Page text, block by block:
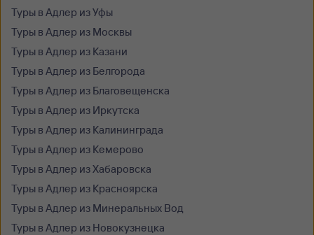
Туры в Адлер из Уфы
Туры в Адлер из Москвы
Туры в Адлер из Казани
Туры в Адлер из Белгорода
Туры в Адлер из Благовещенска
Туры в Адлер из Иркутска
Туры в Адлер из Калининграда
Туры в Адлер из Кемерово
Туры в Адлер из Хабаровска
Туры в Адлер из Красноярска
Туры в Адлер из Минеральных Вод
Туры в Адлер из Новокузнецка